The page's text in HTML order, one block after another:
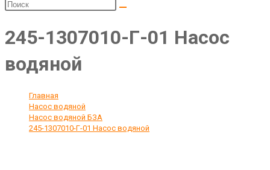
245-1307010-Г-01 Насос
водяной
Главная
Насос водяной
Насос водяной БЗА
245-1307010-Г-01 Насос водяной